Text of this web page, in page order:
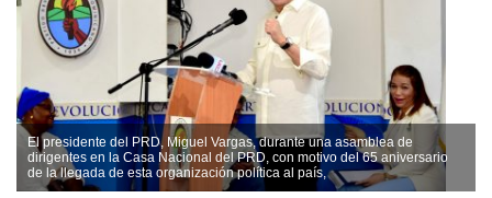
El presidente del PRD, Miguel Vargas, durante una asamblea de
dirigentes en la Casa Nacional del PRD, con motivo del 65 aniversario
de la llegada de esta organización política al país,